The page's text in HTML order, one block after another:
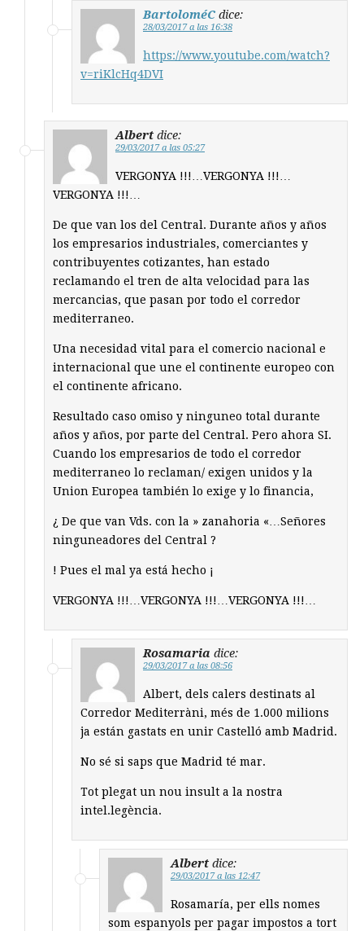
BartoloméC dice:
28/03/2017 a las 16:38
https://www.youtube.com/watch?
v=riKlcHq4DVI
Albert dice:
29/03/2017 a las 05:27
VERGONYA !!!…VERGONYA !!!…
VERGONYA !!!…
De que van los del Central. Durante años y años
los empresarios industriales, comerciantes y
contribuyentes cotizantes, han estado
reclamando el tren de alta velocidad para las
mercancias, que pasan por todo el corredor
mediterraneo.
Una necesidad vital para el comercio nacional e
internacional que une el continente europeo con
el continente africano.
Resultado caso omiso y ninguneo total durante
años y años, por parte del Central. Pero ahora SI.
Cuando los empresarios de todo el corredor
mediterraneo lo reclaman/ exigen unidos y la
Union Europea también lo exige y lo financia,
¿ De que van Vds. con la » zanahoria «…Señores
ninguneadores del Central ?
! Pues el mal ya está hecho ¡
VERGONYA !!!…VERGONYA !!!…VERGONYA !!!…
Rosamaria dice:
29/03/2017 a las 08:56
Albert, dels calers destinats al
Corredor Mediterràni, més de 1.000 milions
ja están gastats en unir Castelló amb Madrid.
No sé si saps que Madrid té mar.
Tot plegat un nou insult a la nostra
intel.legència.
Albert dice:
29/03/2017 a las 12:47
Rosamaría, per ells nomes
som espanyols per pagar impostos a tort